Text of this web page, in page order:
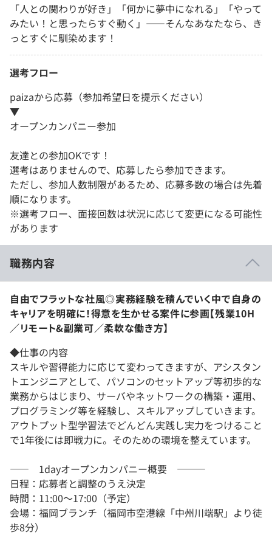
「人との関わりが好き」「何かに夢中になれる」「やって
みたい！と思ったらすぐ動く」――そんなあなたなら、き
っとすぐに馴染めます！
選考フロー
paizaから応募（参加希望日を提示ください）
▼
オープンカンパニー参加
友達との参加OKです！
選考はありませんので、応募したら参加できます。
ただし、参加人数制限があるため、応募多数の場合は先着
順になります。
※選考フロー、面接回数は状況に応じて変更になる可能性
があります
職務内容
自由でフラットな社風◎実務経験を積んでいく中で自身の
キャリアを明確に！得意を生かせる案件に参画【残業10H
／リモート&副業可／柔軟な働き方】
◆仕事の内容
スキルや習得能力に応じて変わってきますが、アシスタン
トエンジニアとして、パソコンのセットアップ等初歩的な
業務からはじまり、サーバやネットワークの構築・運用、
プログラミング等を経験し、スキルアップしていきます。
アウトプット型学習法でどんどん実践し実力をつけること
で1年後には即戦力に。そのための環境を整えています。
―― 1dayオープンカンパニー概要 ―――
日程：応募者と調整のうえ決定
時間：11:00～17:00（予定）
会場：福岡ブランチ（福岡市空港線「中州川端駅」より徒
歩8分）